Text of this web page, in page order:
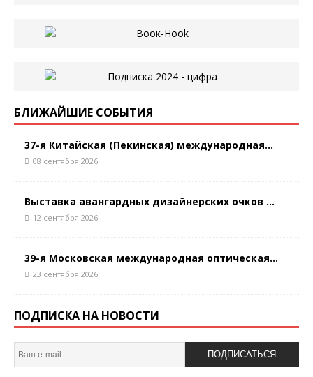
БЛИЖАЙШИЕ СОБЫТИЯ
37-я Китайская (Пекинская) международная...
08 сентября 2026
Выставка авангардных дизайнерских очков ...
12 сентября 2026
39-я Московская международная оптическая...
23 сентября 2026
ПОДПИСКА НА НОВОСТИ
ПОДПИСАТЬСЯ